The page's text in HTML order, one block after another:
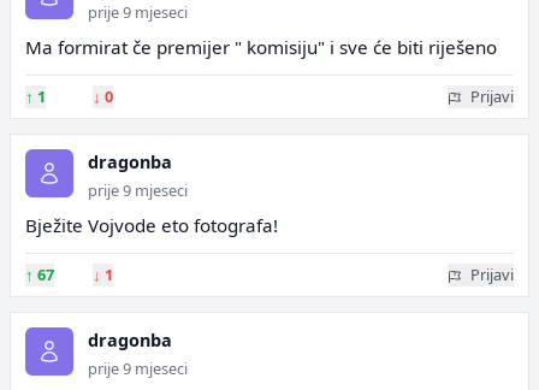
prije 9 mjeseci
Ma formirat če premijer " komisiju" i sve će biti riješeno
↑ 1 ↓ 0 Prijavi
dragonba
prije 9 mjeseci
Bježite Vojvode eto fotografa!
↑ 67 ↓ 1 Prijavi
dragonba
prije 9 mjeseci